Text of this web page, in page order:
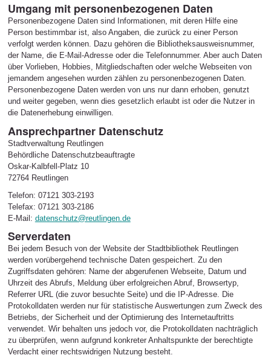
Umgang mit personenbezogenen Daten
Personenbezogene Daten sind Informationen, mit deren Hilfe eine
Person bestimmbar ist, also Angaben, die zurück zu einer Person
verfolgt werden können. Dazu gehören die Bibliotheksausweisnummer,
der Name, die E-Mail-Adresse oder die Telefonnummer. Aber auch Daten
über Vorlieben, Hobbies, Mitgliedschaften oder welche Webseiten von
jemandem angesehen wurden zählen zu personenbezogenen Daten.
Personenbezogene Daten werden von uns nur dann erhoben, genutzt
und weiter gegeben, wenn dies gesetzlich erlaubt ist oder die Nutzer in
die Datenerhebung einwilligen.
Ansprechpartner Datenschutz
Stadtverwaltung Reutlingen
Behördliche Datenschutzbeauftragte
Oskar-Kalbfell-Platz 10
72764 Reutlingen
Telefon: 07121 303-2193
Telefax: 07121 303-2186
E-Mail: datenschutz@reutlingen.de
Serverdaten
Bei jedem Besuch von der Website der Stadtbibliothek Reutlingen
werden vorübergehend technische Daten gespeichert. Zu den
Zugriffsdaten gehören: Name der abgerufenen Webseite, Datum und
Uhrzeit des Abrufs, Meldung über erfolgreichen Abruf, Browsertyp,
Referrer URL (die zuvor besuchte Seite) und die IP-Adresse. Die
Protokolldaten werden nur für statistische Auswertungen zum Zweck des
Betriebs, der Sicherheit und der Optimierung des Internetauftritts
verwendet. Wir behalten uns jedoch vor, die Protokolldaten nachträglich
zu überprüfen, wenn aufgrund konkreter Anhaltspunkte der berechtigte
Verdacht einer rechtswidrigen Nutzung besteht.